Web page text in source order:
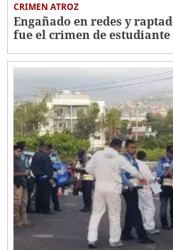
CRIMEN ATROZ
Engañado en redes y
fue el crimen de estudiante